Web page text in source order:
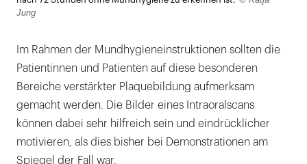
Jung
Im Rahmen der Mundhygieneinstruktionen sollten die
Patientinnen und Patienten auf diese besonderen
Bereiche verstärkter Plaquebildung aufmerksam
gemacht werden. Die Bilder eines Intraoralscans
können dabei sehr hilfreich sein und eindrücklicher
motivieren, als dies bisher bei Demonstrationen am
Spiegel der Fall war.